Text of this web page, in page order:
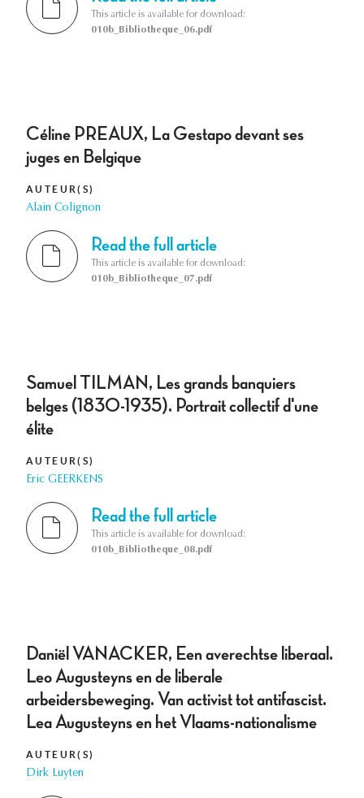
This article is available for download:
010b_Bibliotheque_06.pdf
Céline PREAUX, La Gestapo devant ses
juges en Belgique
AUTEUR(S)
Alain Colignon
Read the full article
This article is available for download:
010b_Bibliotheque_07.pdf
Samuel TILMAN, Les grands banquiers
belges (1830-1935). Portrait collectif d'une
élite
AUTEUR(S)
Eric GEERKENS
Read the full article
This article is available for download:
010b_Bibliotheque_08.pdf
Daniël VANACKER, Een averechtse liberaal.
Leo Augusteyns en de liberale
arbeidersbeweging. Van activist tot antifascist.
Lea Augusteyns en het Vlaams-nationalisme
AUTEUR(S)
Dirk Luyten